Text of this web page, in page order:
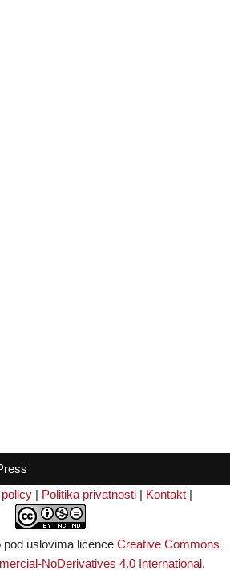
| Politika privatnosti | Kontakt |
uslovima licence Creative Commons
NoDerivatives 4.0 International.